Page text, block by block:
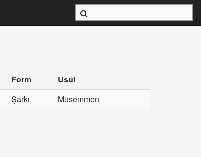
Form
Usul
Şarkı Müsemmen